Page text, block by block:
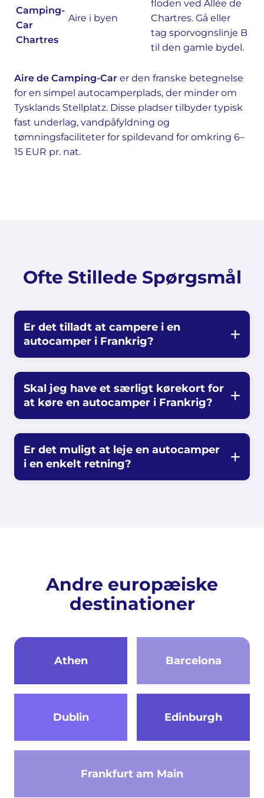
Camping-
Car
Chartres
Aire i byen
floden ved Allée de
Chartres. Gå eller
tag sporvognslinje B
til den gamle bydel.
Aire de Camping-Car er den franske betegnelse
for en simpel autocamperplads, der minder om
Tysklands Stellplatz. Disse pladser tilbyder typisk
fast underlag, vandpåfyldning og
tømningsfaciliteter for spildevand for omkring 6–
15 EUR pr. nat.
Ofte Stillede Spørgsmål
Er det tilladt at campere i en
autocamper i Frankrig?
Skal jeg have et særligt kørekort for
at køre en autocamper i Frankrig?
Er det muligt at leje en autocamper
i en enkelt retning?
Andre europæiske
destinationer
Athen Barcelona
Dublin Edinburgh
Frankfurt am Main